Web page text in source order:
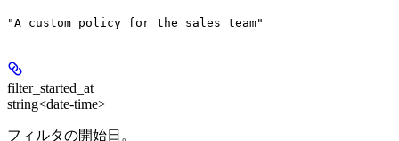
"A custom policy for the sales team"
filter_started_at
string<date-time>
フィルタの開始日。